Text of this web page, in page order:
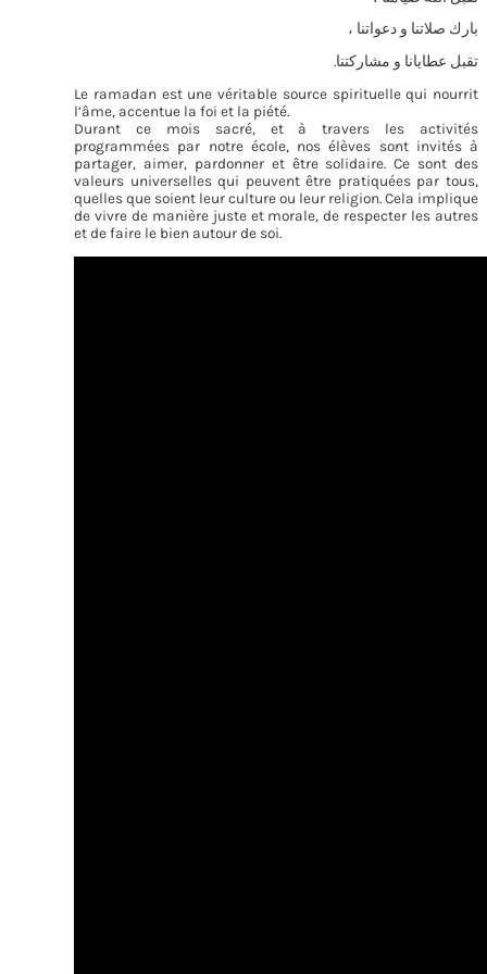
بارك صلاتنا و دعواتنا ،
تقبل عطايانا و مشاركتنا.
Le ramadan est une véritable source spirituelle qui nourrit
l’âme, accentue la foi et la piété.
Durant ce mois sacré, et à travers les activités
programmées par notre école, nos élèves sont invités à
partager, aimer, pardonner et être solidaire. Ce sont des
valeurs universelles qui peuvent être pratiquées par tous,
quelles que soient leur culture ou leur religion. Cela implique
de vivre de manière juste et morale, de respecter les autres
et de faire le bien autour de soi.